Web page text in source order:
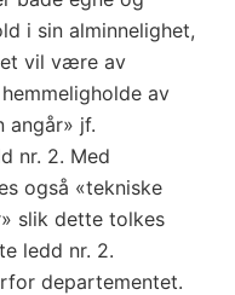
i sin alminnelighet,
vil være av
av
angår» jf.
nr. 2. Med
også «tekniske
slik dette tolkes
ledd nr. 2.
departementet.